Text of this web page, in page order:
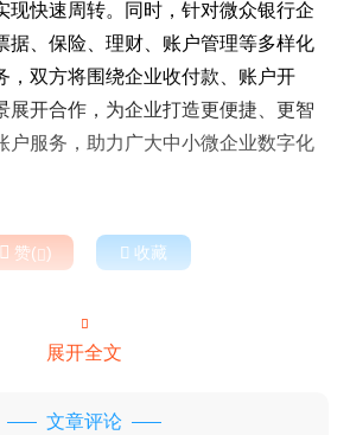
现快速周转。同时，针对微众银行企
据、保险、理财、账户管理等多样化
，双方将围绕企业收付款、账户开
展开合作，为企业打造更便捷、更智
户服务，助力广大中小微企业数字化
 赞()  收藏

展开全文
文章评论